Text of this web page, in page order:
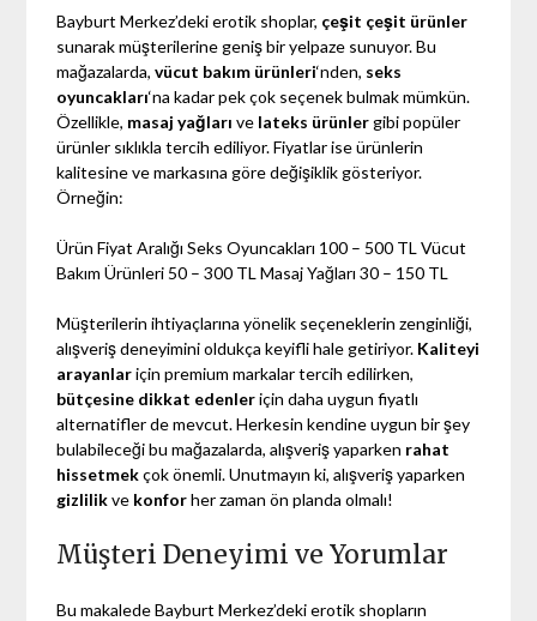
Bayburt Merkez’deki erotik shoplar, çeşit çeşit ürünler
sunarak müşterilerine geniş bir yelpaze sunuyor. Bu
mağazalarda,vücut bakım ürünleri‘nden, seks
oyuncakları‘na kadar pek çok seçenek bulmak mümkün.
Özellikle, masaj yağları ve lateks ürünlergibi popüler
ürünler sıklıkla tercih ediliyor. Fiyatlar ise ürünlerin
kalitesine ve markasına göre değişiklik gösteriyor.
Örneğin:
Ürün Fiyat Aralığı Seks Oyuncakları 100 – 500 TL Vücut
Bakım Ürünleri 50 – 300 TL Masaj Yağları 30 – 150 TL
Müşterilerin ihtiyaçlarına yönelik seçeneklerin zenginliği,
alışveriş deneyimini oldukça keyifli hale getiriyor. Kaliteyi
arayanlariçin premium markalar tercih edilirken,
bütçesine dikkat edenleriçin daha uygun fiyatlı
alternatifler de mevcut. Herkesin kendine uygun bir şey
bulabileceği bu mağazalarda, alışveriş yaparken rahat
hissetmekçok önemli. Unutmayın ki, alışveriş yaparken
gizlilikve konforher zaman ön planda olmalı!
Müşteri Deneyimi ve Yorumlar
Bu makalede Bayburt Merkez’deki erotik shopların